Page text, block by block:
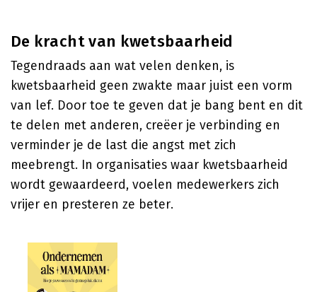
De kracht van kwetsbaarheid
Tegendraads aan wat velen denken, is
kwetsbaarheid geen zwakte maar juist een vorm
van lef. Door toe te geven dat je bang bent en dit
te delen met anderen, creëer je verbinding en
verminder je de last die angst met zich
meebrengt. In organisaties waar kwetsbaarheid
wordt gewaardeerd, voelen medewerkers zich
vrijer en presteren ze beter.